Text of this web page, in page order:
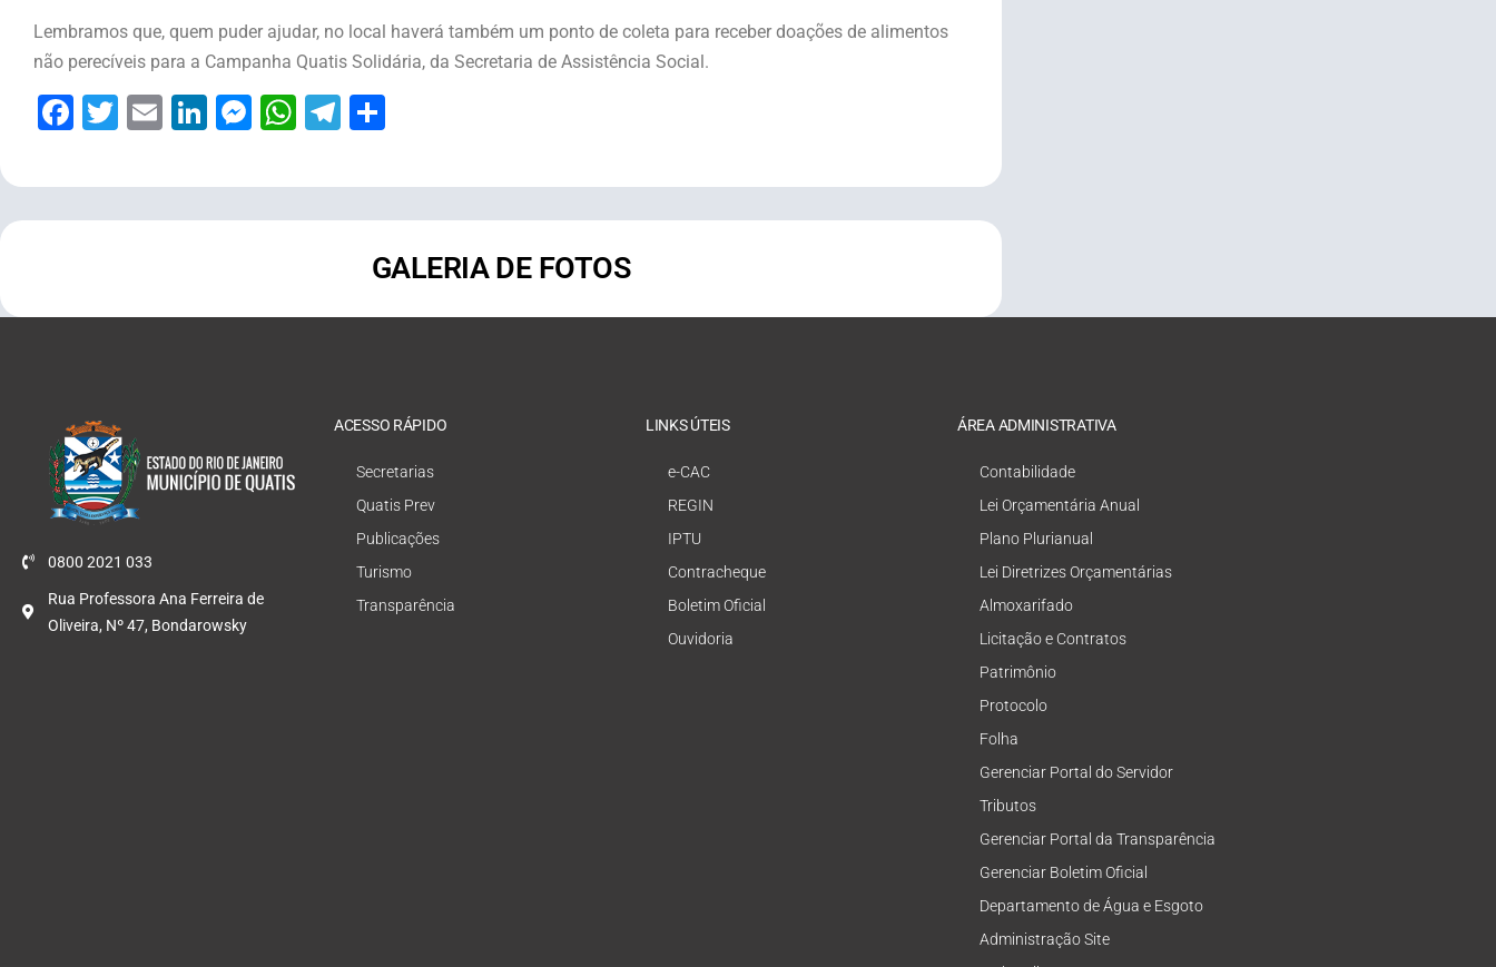
Lembramos que, quem puder ajudar, no local haverá também um ponto de coleta para receber doações de alimentos
não perecíveis para a Campanha Quatis Solidária, da Secretaria de Assistência Social.
Facebook
Twitter
EmailLinkedIn
Messenger
WhatsApp
Telegram
GALERIA DE FOTOS
0800 2021 033
Rua Professora Ana Ferreira de
Oliveira, Nº 47, Bondarowsky
ACESSO RÁPIDO
Secretarias
Quatis Prev
Publicações
Turismo
Transparência
LINKS ÚTEIS
e-CAC
REGIN
IPTU
Contracheque
Boletim Oficial
Ouvidoria
ÁREA ADMINISTRATIVA
Contabilidade
Lei Orçamentária Anual
Plano Plurianual
Lei Diretrizes Orçamentárias
Almoxarifado
Licitação e Contratos
Patrimônio
Protocolo
Folha
Gerenciar Portal do Servidor
Tributos
Gerenciar Portal da Transparência
Gerenciar Boletim Oficial
Departamento de Água e Esgoto
Administração Site